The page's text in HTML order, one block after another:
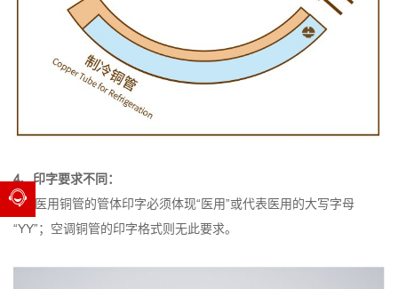
4、印字要求不同：
医用铜管的管体印字必须体现“医用”或代表医用的大写字母
“YY”；空调铜管的印字格式则无此要求。